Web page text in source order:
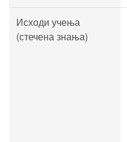
Исходи учења
(стечена знања)